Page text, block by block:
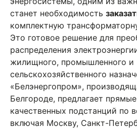
станет необходимость
комплектную
Это готовое решение для
распределения
жилищного, промышленного и
сельскохозяйственного
«Белэнергопром»,
Белгороде, предлагает
качественных подстанций по
включая Москву, Санкт-